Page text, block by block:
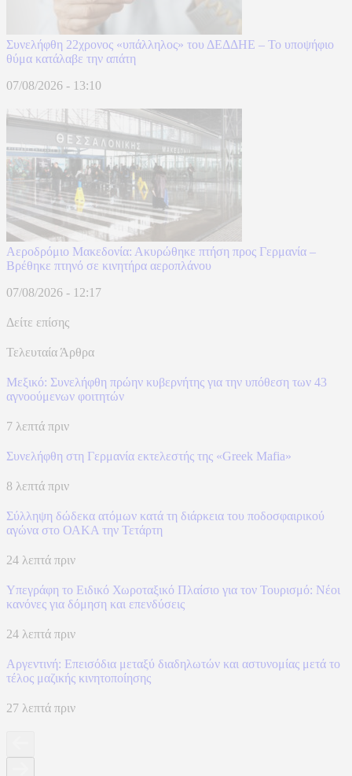
Συνελήφθη 22χρονος «υπάλληλος» του ΔΕΔΔΗΕ – Το υποψήφιο
θύμα κατάλαβε την απάτη
07/08/2026 - 13:10
Αεροδρόμιο Μακεδονία: Ακυρώθηκε πτήση προς Γερμανία –
Βρέθηκε πτηνό σε κινητήρα αεροπλάνου
07/08/2026 - 12:17
Δείτε επίσης
Τελευταία Άρθρα
Μεξικό: Συνελήφθη πρώην κυβερνήτης για την υπόθεση των 43
αγνοούμενων φοιτητών
7 λεπτά πριν
Συνελήφθη στη Γερμανία εκτελεστής της «Greek Mafia»
8 λεπτά πριν
Σύλληψη δώδεκα ατόμων κατά τη διάρκεια του ποδοσφαιρικού
αγώνα στο ΟΑΚΑ την Τετάρτη
24 λεπτά πριν
Υπεγράφη το Ειδικό Χωροταξικό Πλαίσιο για τον Τουρισμό: Νέοι
κανόνες για δόμηση και επενδύσεις
24 λεπτά πριν
Αργεντινή: Επεισόδια μεταξύ διαδηλωτών και αστυνομίας μετά το
τέλος μαζικής κινητοποίησης
27 λεπτά πριν